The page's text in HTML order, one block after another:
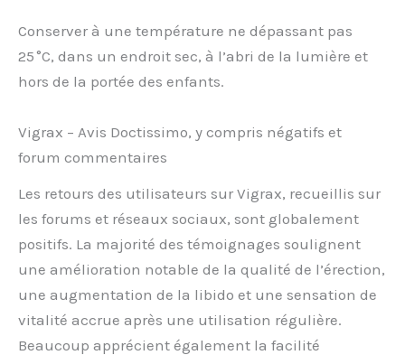
Conserver à une température ne dépassant pas
25 °C, dans un endroit sec, à l’abri de la lumière et
hors de la portée des enfants.
Vigrax – Avis Doctissimo, y compris négatifs et
forum commentaires
Les retours des utilisateurs sur Vigrax, recueillis sur
les forums et réseaux sociaux, sont globalement
positifs. La majorité des témoignages soulignent
une amélioration notable de la qualité de l’érection,
une augmentation de la libido et une sensation de
vitalité accrue après une utilisation régulière.
Beaucoup apprécient également la facilité